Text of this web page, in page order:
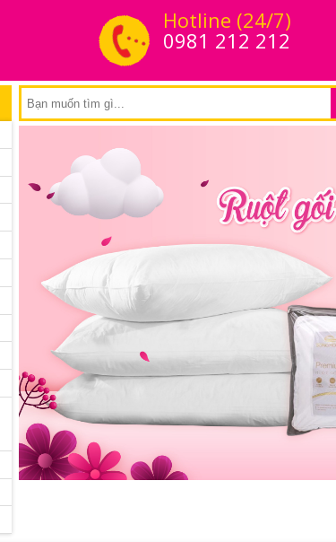
Hotline (24/7)
0981 212 212